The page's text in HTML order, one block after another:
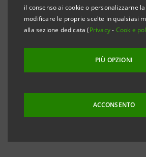
il consenso ai cookie o personalizzarne
modificare le proprie scelte in qualsiasi
alla sezione dedicata (Privacy- Cookie
PIÙ OPZIONI
ACCONSENTO
assegnato a Intesa Sanpaolo ad A
dell’abbassamento dei rating a
breve termine della Repubblica
prospettive rimaste negative,
Il rating a breve termine della